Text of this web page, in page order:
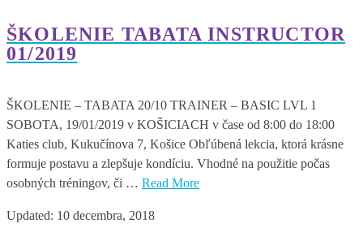
ŠKOLENIE TABATA INSTRUCTOR
01/2019
ŠKOLENIE – TABATA 20/10 TRAINER – BASIC LVL 1
SOBOTA, 19/01/2019 v KOŠICIACH v čase od 8:00 do 18:00
Katies club, Kukučínova 7, Košice Obľúbená lekcia, ktorá krásne
formuje postavu a zlepšuje kondíciu. Vhodné na použitie počas
osobných tréningov, či … Read More
Updated: 10 decembra, 2018